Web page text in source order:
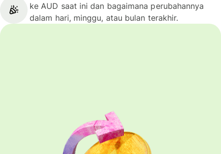
ke AUD saat ini dan bagaimana perubahannya
dalam hari, minggu, atau bulan terakhir.